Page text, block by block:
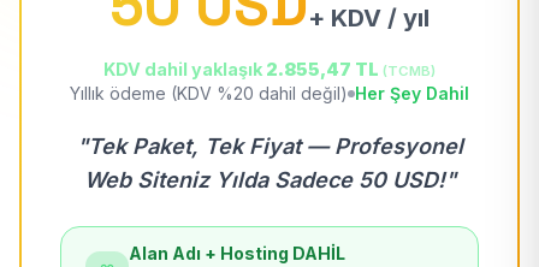
+ KDV / yıl
KDV dahil yaklaşık 2.855,47 TL (TCMB)
Yıllık ödeme (KDV %20 dahil değil) Her Şey Dahil
"Tek Paket, Tek Fiyat — Profesyonel
Web Siteniz Yılda Sadece 50 USD!"
Alan Adı + Hosting DAHİL